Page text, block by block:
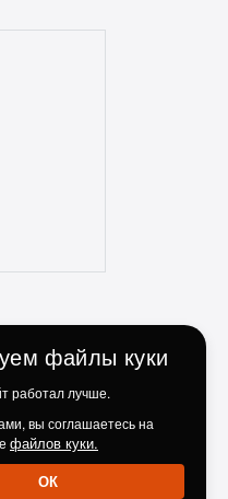
файлы куки
работал лучше.
вы соглашаетесь на
файлов куки.
ОК